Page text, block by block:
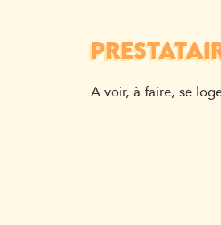
A voir, à faire, se